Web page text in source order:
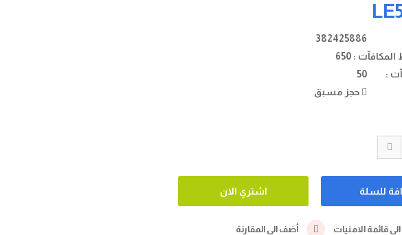
المكافآت :
:
حجز مسبق
قائمة الامنيات أضف الي المقارنة